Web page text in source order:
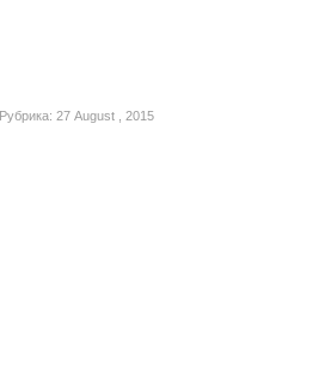
Рубрика: 27 August , 2015